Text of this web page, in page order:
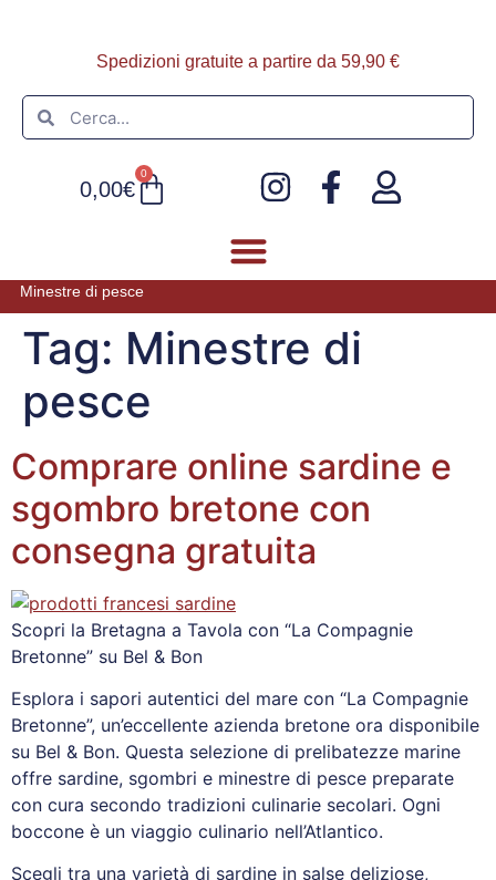
Spedizioni gratuite a partire da 59,90 €
0,00€
0
Minestre di pesce
Tag: Minestre di
pesce
Comprare online sardine e
sgombro bretone con
consegna gratuita
Scopri la Bretagna a Tavola con “La Compagnie
Bretonne” su Bel & Bon
Esplora i sapori autentici del mare con “La Compagnie
Bretonne”, un’eccellente azienda bretone ora disponibile
su Bel & Bon. Questa selezione di prelibatezze marine
offre sardine, sgombri e minestre di pesce preparate
con cura secondo tradizioni culinarie secolari. Ogni
boccone è un viaggio culinario nell’Atlantico.
Scegli tra una varietà di sardine in salse deliziose,